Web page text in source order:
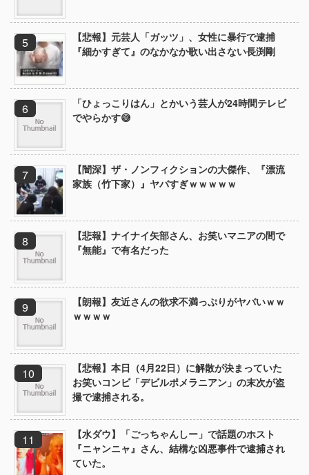
【悲報】元芸人「ガッツ」、女性に暴行で逮捕
『細かすぎて』のなかなか歌い出さない長渕剛
「ひょっこりはん」とかいう芸人が24時間テレビ
でやらかす😅
【闇深】ザ・ノンフィクションの大傑作、『漂流
家族（竹下家）』ヤバすぎｗｗｗｗｗ
【悲報】ナイナイ矢部さん、お笑いマニアの間で
『無能』で有名だった
【朗報】友近さんの欲求不満っぷりがヤバいｗｗ
ｗｗｗｗ
【悲報】本日（4月22日）に解散が決まっていた
お笑いコンビ「デビルポメラニアン」の末次が盗
撮で逮捕される。
【水ダウ】「ごっちゃんしー」で話題のホスト
『ニャンニャ』さん、結構な凶悪事件で逮捕され
ていた。